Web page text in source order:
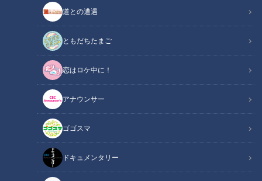
道との遭遇
ともだちたまご
恋はロケ中に！
アナウンサー
ゴゴスマ
ドキュメンタリー
この記事の画像（全8枚）